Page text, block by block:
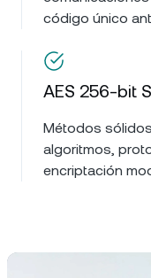
código único
AES 256-bit
Métodos
algoritmos,
encriptación